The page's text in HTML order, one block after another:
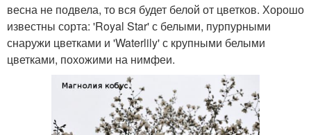
весна не подвела, то вся будет белой от цветков. Хорошо
известны сорта: 'Royal Star' с белыми, пурпурными
снаружи цветками и 'Waterlily' с крупными белыми
цветками, похожими на нимфеи.